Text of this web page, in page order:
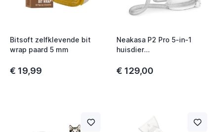
Bitsoft zelfklevende bit
wrap paard 5 mm
€ 19,99
Neakasa P2 Pro 5-in-1
huisdier
honden / katten
€ 129,00